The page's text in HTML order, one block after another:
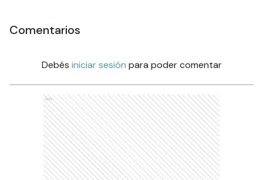
Comentarios
Debés iniciar sesión para poder comentar
Ads